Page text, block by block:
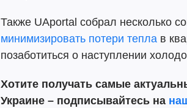
Также UAportal собрал несколько
минимизировать потери тепла в
позаботиться о наступлении
Хотите получать самые
Украине – подписывайтесь на